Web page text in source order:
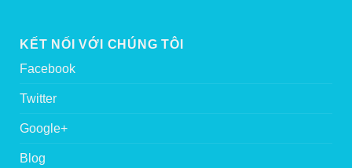
KẾT NỐI VỚI CHÚNG TÔI
Facebook
Twitter
Google+
Blog